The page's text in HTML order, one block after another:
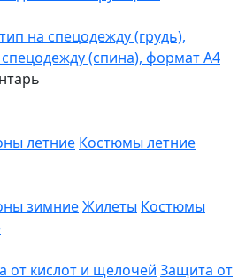
на спецодежду (грудь),
(спина), формат А4
летние Костюмы летние
зимниеЖилеты Костюмы
от кислот и щелочей Защита от